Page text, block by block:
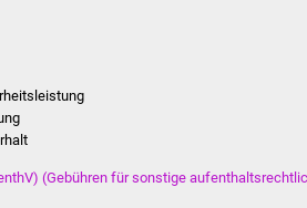
(Gebühren für sonstige